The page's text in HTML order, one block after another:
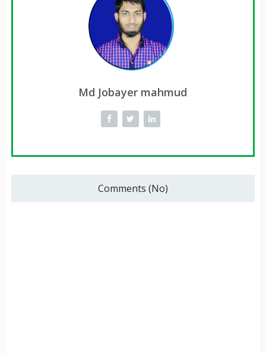
Md Jobayer mahmud
Comments (No)